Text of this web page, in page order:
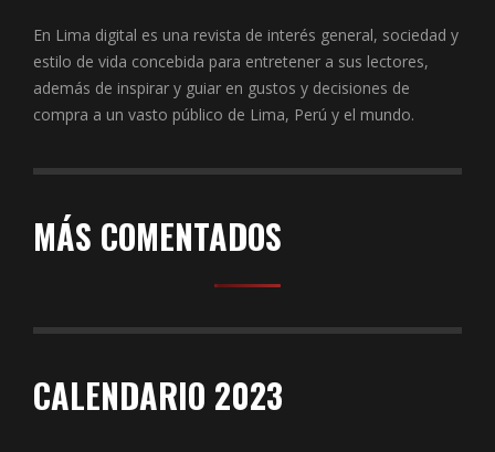
En Lima digital es una revista de interés general, sociedad y
estilo de vida concebida para entretener a sus lectores,
además de inspirar y guiar en gustos y decisiones de
compra a un vasto público de Lima, Perú y el mundo.
MÁS COMENTADOS
CALENDARIO 2023